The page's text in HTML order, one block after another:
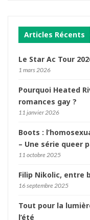
Articles Récents
Le Star Ac Tour
1 mars 2026
Pourquoi Heated
romances gay ?
11 janvier 2026
Boots :
– Une série queer
11 octobre 2025
Filip Nikolic, entre
16 septembre 2025
Tout pour la
l’été